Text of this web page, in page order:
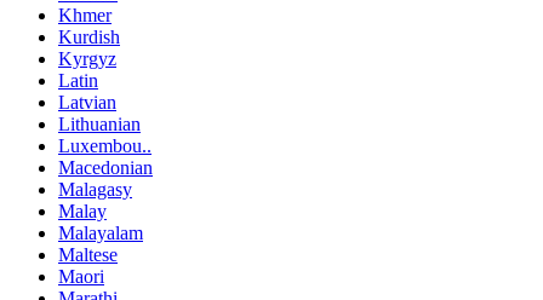
Khmer
Kurdish
Kyrgyz
Latin
Latvian
Lithuanian
Luxembou..
Macedonian
Malagasy
Malay
Malayalam
Maltese
Maori